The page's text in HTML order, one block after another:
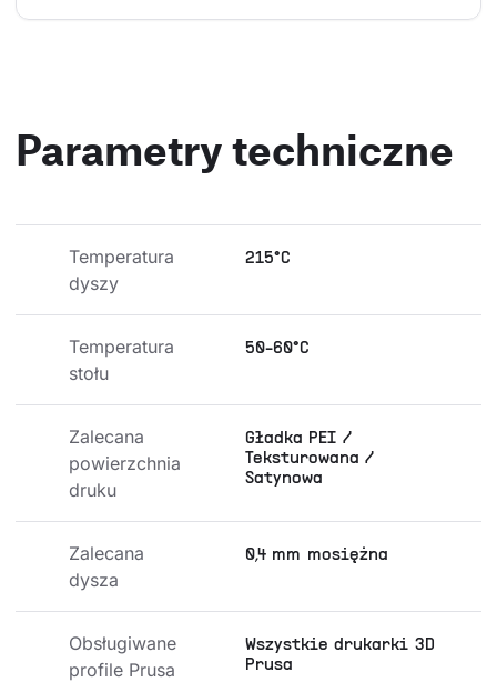
Parametry techniczne
Temperatura
dyszy
215°C
Temperatura
stołu
50-60°C
Zalecana
powierzchnia
druku
Gładka PEI /
Teksturowana /
Satynowa
Zalecana
dysza
0,4 mm mosiężna
Obsługiwane
profile Prusa
Wszystkie drukarki 3D
Prusa